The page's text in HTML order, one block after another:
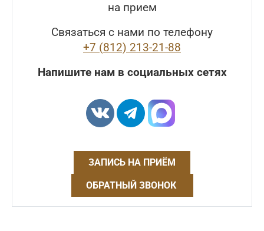
на прием
Связаться с нами по телефону
+7 (812) 213-21-88
Напишите нам в социальных сетях
ЗАПИСЬ НА ПРИЁМ
ОБРАТНЫЙ ЗВОНОК